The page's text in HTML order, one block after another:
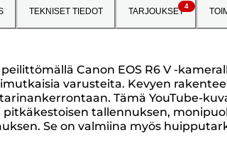
TEKNISET TIEDOT TARJOUKSET
4
Canon EOS R6 V -
varusteita. Kevyen
Tämä YouTube-
tallennuksen,
Se on valmiina myös